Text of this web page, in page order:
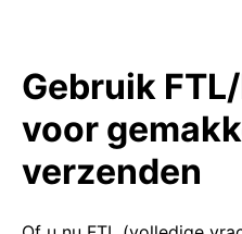
Gebruik
voor
verzenden